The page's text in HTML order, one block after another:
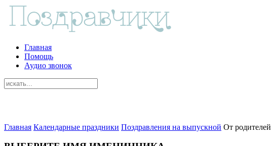
Главная
Помощь
Аудио звонок
Главная Календарные праздники Поздравления на выпускной От родителей